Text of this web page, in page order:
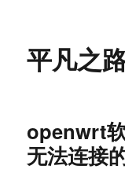
平凡之
openwrt
无法连接